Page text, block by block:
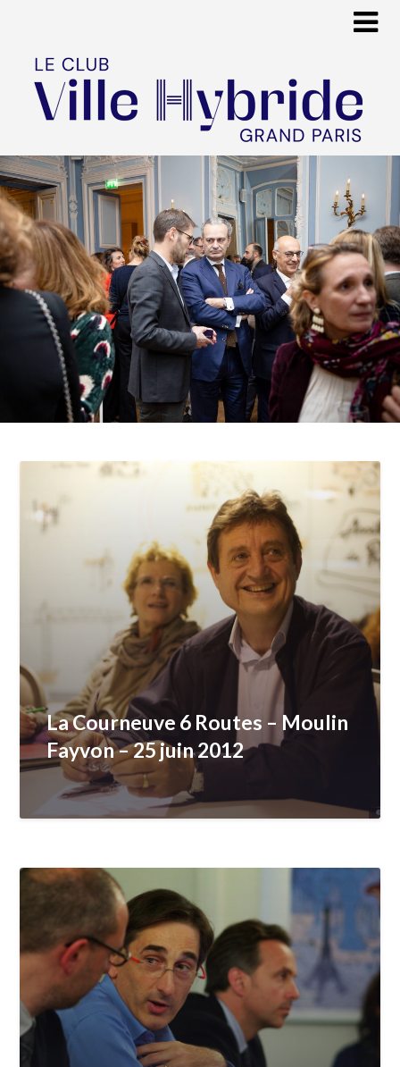
La Courneuve 6 Routes – Moulin
Fayvon – 25 juin 2012